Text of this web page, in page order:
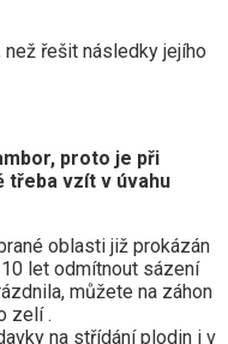
řešit následky jejího
proto je při
třeba vzít v úvahu
oblasti již prokázán
let odmítnout sázení
můžete na záhon
zelí .
na střídání plodin i v